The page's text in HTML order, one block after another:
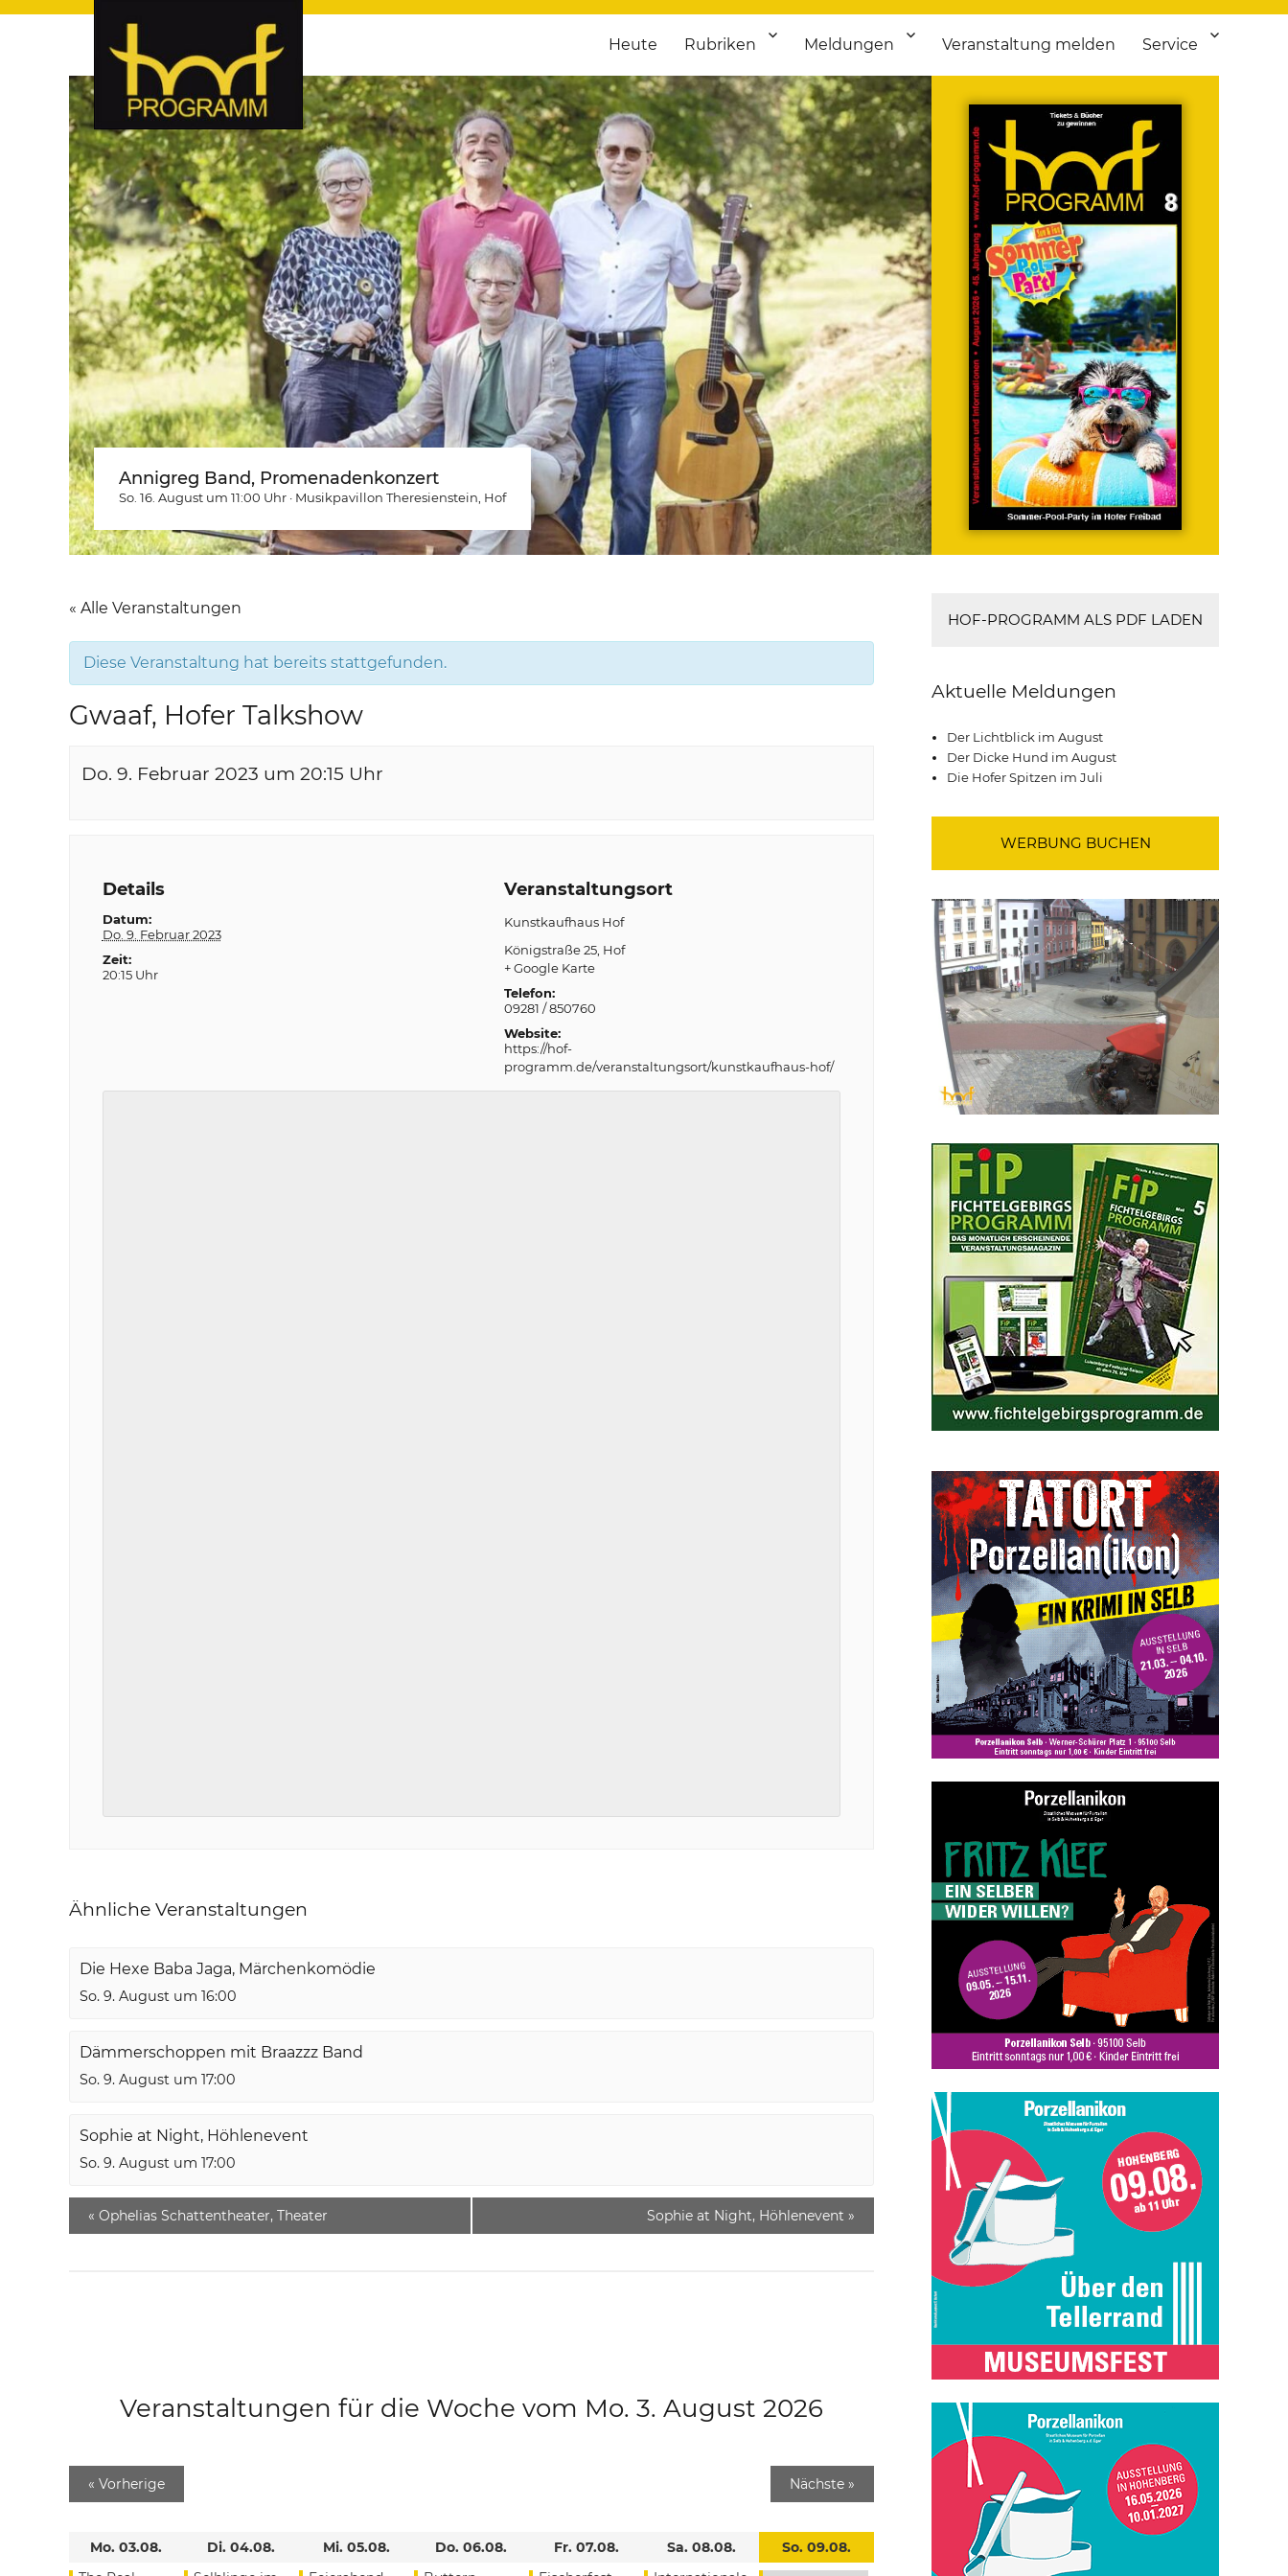
hof-programm – das Veranstaltungsportal für Hochfranken
hof-programm – das Veranstaltungsportal für Hof und Hochfranken. Täglich aktuelle Termine von Kultur bis Sport, von Theater bis Flohmarkt.
Heute Rubriken Meldungen Veranstaltung melden Service
Annigreg Band, Promenadenkonzert
So. 16. August um 11:00 Uhr · Musikpavillon Theresienstein , Hof
« Alle Veranstaltungen
Diese Veranstaltung hat bereits stattgefunden.
Gwaaf, Hofer Talkshow
Do. 9. Februar 2023 um 20:15 Uhr
Details
Datum:
Do. 9. Februar 2023
Zeit:
20:15 Uhr
Veranstaltungsort
Kunstkaufhaus Hof
Königstraße 25 Hof
+ Google Karte
Telefon:
09281 / 850760
Website:
https://hof-
programm.de/veranstaltungsort/kunstkaufhaus-hof/
Ähnliche Veranstaltungen
Die Hexe Baba Jaga, Märchenkomödie
So. 9. August um 16:00
Dämmerschoppen mit Braazzz Band
So. 9. August um 17:00
Sophie at Night, Höhlenevent
So. 9. August um 17:00
« Ophelias Schattentheater, Theater Sophie at Night, Höhlenevent »
Veranstaltungen für die Woche vom Mo. 3. August 2026
« Vorherige Nächste »
Mo. 03.08.
Di. 04.08.
Mi. 05.08.
Do. 06.08.
Fr. 07.08.
Sa. 08.08.
So. 09.08.
HOF-PROGRAMM ALS PDF LADEN
Aktuelle Meldungen
Der Lichtblick im August
Der Dicke Hund im August
Die Hofer Spitzen im Juli
WERBUNG BUCHEN